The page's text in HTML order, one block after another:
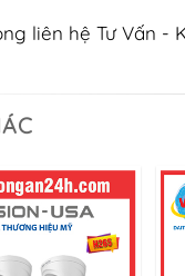
liên hệ Tư Vấn -